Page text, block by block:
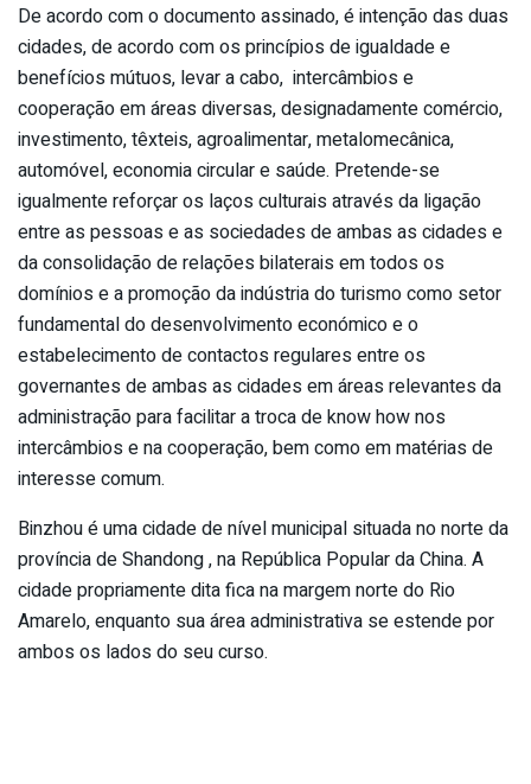
De acordo com o documento assinado, é intenção das duas
cidades, de acordo com os princípios de igualdade e
benefícios mútuos, levar a cabo, intercâmbios e
cooperação em áreas diversas, designadamente comércio,
investimento, têxteis, agroalimentar, metalomecânica,
automóvel, economia circular e saúde. Pretende-se
igualmente reforçar os laços culturais através da ligação
entre as pessoas e as sociedades de ambas as cidades e
da consolidação de relações bilaterais em todos os
domínios e a promoção da indústria do turismo como setor
fundamental do desenvolvimento económico e o
estabelecimento de contactos regulares entre os
governantes de ambas as cidades em áreas relevantes da
administração para facilitar a troca de know how nos
intercâmbios e na cooperação, bem como em matérias de
interesse comum.
Binzhou é uma cidade de nível municipal situada no norte da
província de Shandong , na República Popular da China. A
cidade propriamente dita fica na margem norte do Rio
Amarelo, enquanto sua área administrativa se estende por
ambos os lados do seu curso.